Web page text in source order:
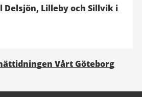
Delsjön, Lilleby och Sillvik i
Vårt Göteborg